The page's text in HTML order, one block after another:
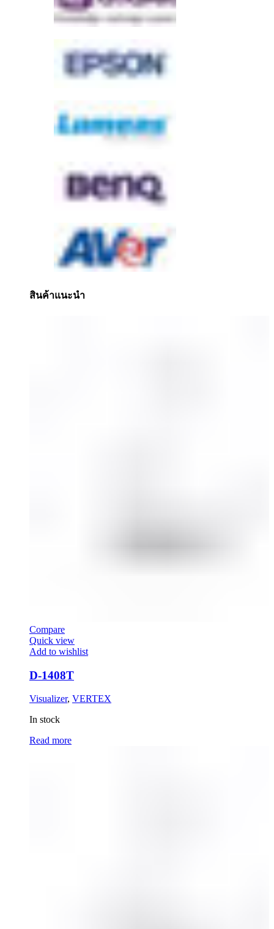
สินค้าแนะนำ
Compare
Quick view
Add to wishlist
D-1408T
Visualizer, VERTEX
In stock
Read more